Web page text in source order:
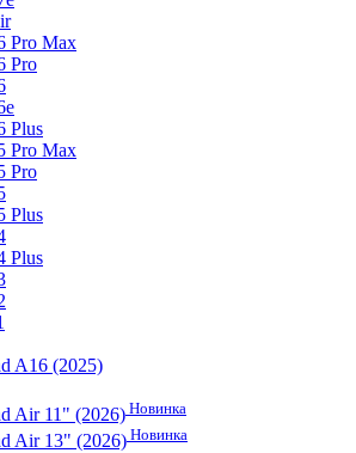
Pro Max
Pro
Plus
Pro Max
Pro
Plus
Plus
A16 (2025)
Air 11" (2026) Новинка
Air 13" (2026) Новинка